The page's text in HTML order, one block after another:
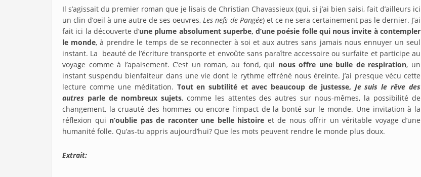
Il s’agissait du premier roman que je lisais de Christian Chavassieux (qui, si j’ai bien saisi, fait d’ailleurs ici
un clin d’oeil à une autre de ses oeuvres,Les nefs de Pangée) et ce ne sera certainement pas le dernier. J’ai
fait ici la découverte d’une plume absolument superbe, d’une poésie folle qui nous invite à contempler
le monde, à prendre le temps de se reconnecter à soi et aux autres sans jamais nous ennuyer un seul
instant. La beauté de l’écriture transporte et envoûte sans paraître accessoire ou surfaite et participe au
voyage comme à l’apaisement. C’est un roman, au fond, qui nous offre une bulle de respiration, un
instant suspendu bienfaiteur dans une vie dont le rythme effréné nous éreinte. J’ai presque vécu cette
lecture comme une méditation. Tout en subtilité et avec beaucoup de justesse, Je suis le rêve des
autres parle de nombreux sujets, comme les attentes des autres sur nous-mêmes, la possibilité de
changement, la cruauté des hommes ou encore l’impact de la bonté sur le monde. Une invitation à la
réflexion qui n’oublie pas de raconter une belle histoire et de nous offrir un véritable voyage d’une
humanité folle. Qu’as-tu appris aujourd’hui? Que les mots peuvent rendre le monde plus doux.
Extrait: